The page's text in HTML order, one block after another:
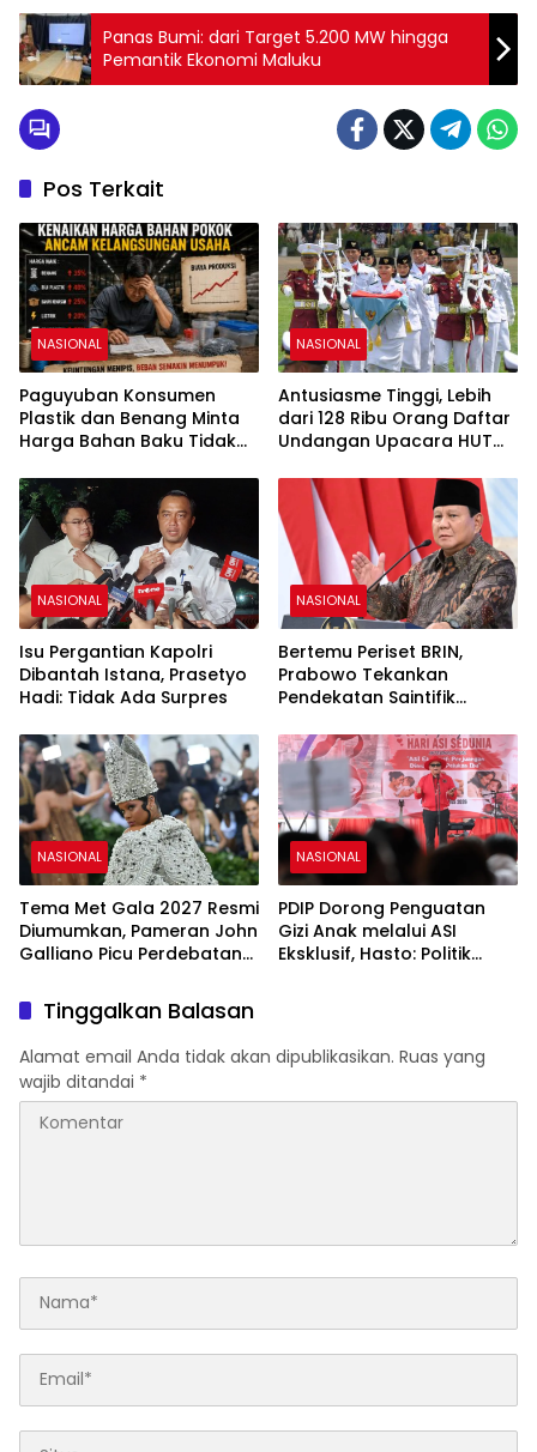
Panas Bumi: dari Target 5.200 MW hingga
Pemantik Ekonomi Maluku
Pos Terkait
NASIONAL
Paguyuban Konsumen
Plastik dan Benang Minta
Harga Bahan Baku Tidak
NASIONAL
Antusiasme Tinggi, Lebih
dari 128 Ribu Orang Daftar
Undangan Upacara HUT
NASIONAL
Isu Pergantian Kapolri
Dibantah Istana, Prasetyo
Hadi: Tidak Ada Surpres
NASIONAL
Bertemu Periset BRIN,
Prabowo Tekankan
Pendekatan Saintifik
Bangsa
NASIONAL
Tema Met Gala 2027 Resmi
Diumumkan, Pameran John
Galliano Picu Perdebatan
NASIONAL
PDIP Dorong Penguatan
Gizi Anak melalui ASI
Eksklusif, Hasto: Politik
Tinggalkan Balasan
Alamat email Anda tidak akan dipublikasikan. Ruas yang
wajib ditandai *